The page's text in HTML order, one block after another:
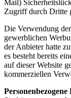
Mail)
Zugriff durch Dritte
Die Verwendung
gewerblichen
der Anbieter hatte
es besteht bereits
auf dieser Website
kommerziellen
Personenbezogene